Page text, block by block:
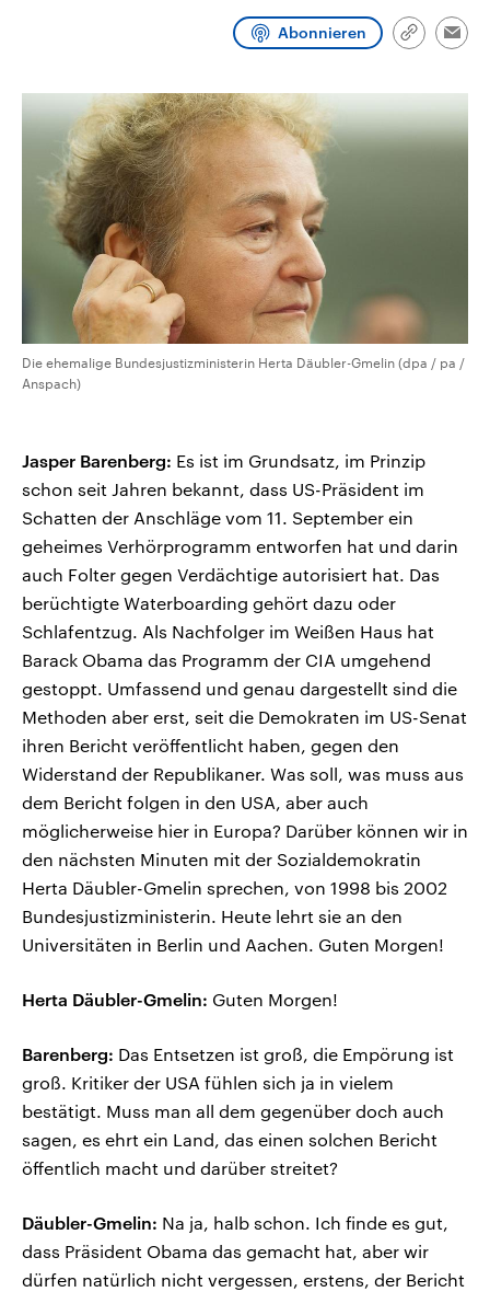
Abonnieren
Link
Die ehemalige Bundesjustizministerin Herta Däubler-Gmelin (dpa / pa /
Anspach)
Jasper Barenberg: Es ist im Grundsatz, im Prinzip
schon seit Jahren bekannt, dass US-Präsident im
Schatten der Anschläge vom 11. September ein
geheimes Verhörprogramm entworfen hat und darin
auch Folter gegen Verdächtige autorisiert hat. Das
berüchtigte Waterboarding gehört dazu oder
Schlafentzug. Als Nachfolger im Weißen Haus hat
Barack Obama das Programm der CIA umgehend
gestoppt. Umfassend und genau dargestellt sind die
Methoden aber erst, seit die Demokraten im US-Senat
ihren Bericht veröffentlicht haben, gegen den
Widerstand der Republikaner. Was soll, was muss aus
dem Bericht folgen in den USA, aber auch
möglicherweise hier in Europa? Darüber können wir in
den nächsten Minuten mit der Sozialdemokratin
Herta Däubler-Gmelin sprechen, von 1998 bis 2002
Bundesjustizministerin. Heute lehrt sie an den
Universitäten in Berlin und Aachen. Guten Morgen!
Herta Däubler-Gmelin: Guten Morgen!
Barenberg: Das Entsetzen ist groß, die Empörung ist
groß. Kritiker der USA fühlen sich ja in vielem
bestätigt. Muss man all dem gegenüber doch auch
sagen, es ehrt ein Land, das einen solchen Bericht
öffentlich macht und darüber streitet?
Däubler-Gmelin: Na ja, halb schon. Ich finde es gut,
dass Präsident Obama das gemacht hat, aber wir
dürfen natürlich nicht vergessen, erstens, der Bericht